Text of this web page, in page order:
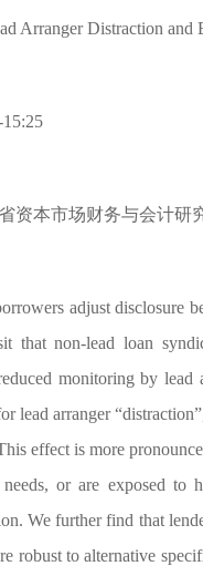
Arranger Distraction and
资本市场财务与会计研
adjust disclosure
non-lead loan
monitoring by
lead arranger
effect is more
or are exposed to
We further find that
robust to alternative